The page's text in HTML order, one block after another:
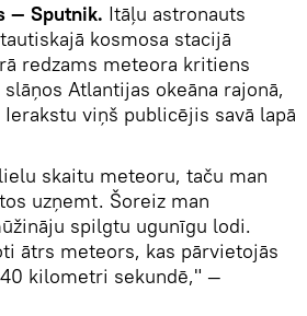
— Sputnik. Itāļu astronauts
kosmosa stacijā
redzams meteora kritiens
Atlantijas okeāna rajonā,
Ierakstu viņš publicējis savā lapā
skaitu meteoru, taču man
uzņemt. Šoreiz man
spilgtu ugunīgu lodi.
ātrs meteors, kas pārvietojās
kilometri sekundē," —